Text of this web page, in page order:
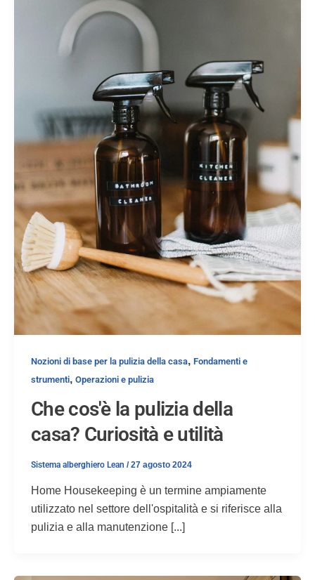
Nozioni di base per la pulizia della casa, Fondamenti e
strumenti, Operazioni e pulizia
Che cos'è la pulizia della
casa? Curiosità e utilità
Sistema alberghiero Lean /27 agosto 2024
Home Housekeeping è un termine ampiamente
utilizzato nel settore dell'ospitalità e si riferisce alla
pulizia e alla manutenzione [...]